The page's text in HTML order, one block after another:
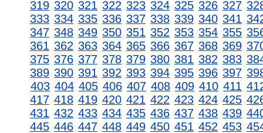
319 320 321 322 323 324 325 326 327
333 334 335 336 337 338 339 340 341
347 348 349 350 351 352 353 354 355
361 362 363 364 365 366 367 368 369
375 376 377 378 379 380 381 382 383
389 390 391 392 393 394 395 396 397
403 404 405 406 407 408 409 410 411
417 418 419 420 421 422 423 424 425
431 432 433 434 435 436 437 438 439
445 446 447 448 449 450 451 452 453